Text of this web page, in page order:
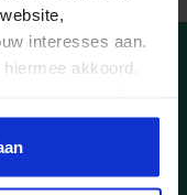
interesses aan.
akkoord.
bij
vinger